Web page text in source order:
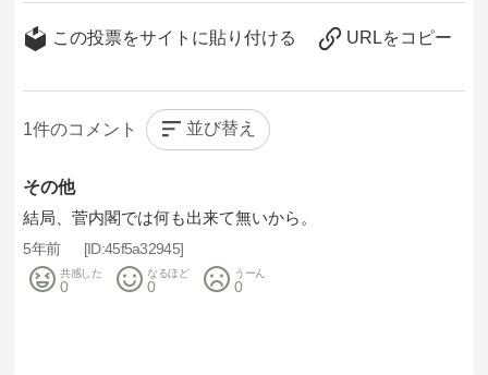
この投票をサイトに貼り付ける URLをコピー
1 並び替え
その他
結局、菅内閣では何も出来て無いから。
5年前 45f5a32945
共感した
0
なるほど
0
うーん
0